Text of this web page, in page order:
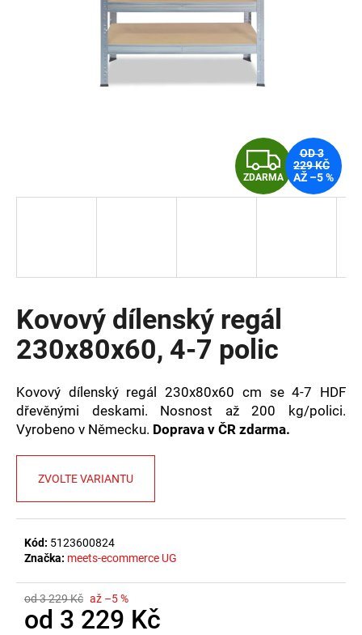
Kovový dílenský regál
230x80x60, 4-7 polic
Kovový dílenský regál 230x80x60 cm se 4-7 HDF
dřevěnými deskami. Nosnost až 200 kg/polici.
Vyrobeno v Německu. Doprava v ČR zdarma.
ZVOLTE VARIANTU
Kód: 5123600824
Značka: meets-ecommerce UG
od 3 229 Kč až –5 %
od 3 229 Kč
Z
D
A
ZDARMA
OD 3
229 KČ
AŽ –5 %
o
o
r
u
č
u
j
e
m
e